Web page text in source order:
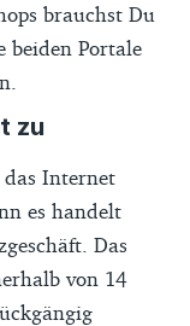
brauchst Du
beiden Portale
zu
das Internet
es handelt
Das
von 14